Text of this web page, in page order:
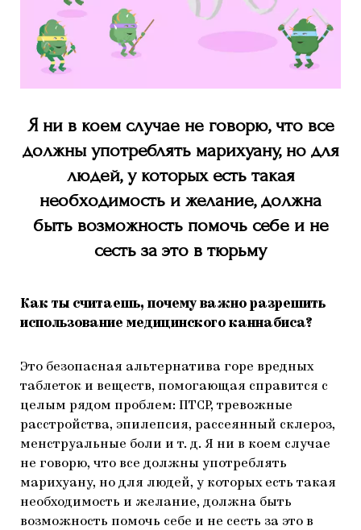
Я ни в коем случае не говорю, что все
должны употреблять марихуану, но для
людей, у которых есть такая
необходимость и желание, должна
быть возможность помочь себе и не
сесть за это в тюрьму
Как ты считаешь, почему важно разрешить
использование медицинского каннабиса?
Это безопасная альтернатива горе вредных
таблеток и веществ, помогающая справится с
целым рядом проблем: ПТСР, тревожные
расстройства, эпилепсия, рассеянный склероз,
менструальные боли и т. д. Я ни в коем случае
не говорю, что все должны употреблять
марихуану, но для людей, у которых есть такая
необходимость и желание, должна быть
возможность помочь себе и не сесть за это в